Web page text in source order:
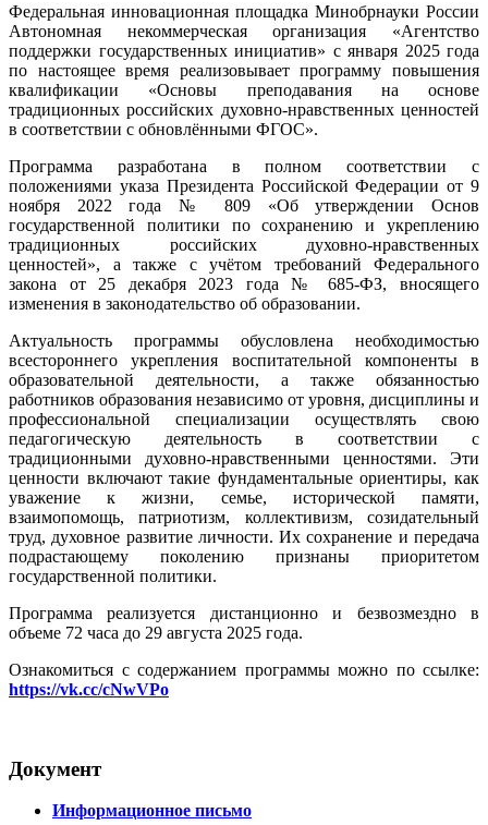
Федеральная инновационная площадка Минобрнауки России
Автономная некоммерческая организация «Агентство
поддержки государственных инициатив» с января 2025 года
по настоящее время реализовывает программу повышения
квалификации «Основы преподавания на основе
традиционных российских духовно-нравственных ценностей
в соответствии с обновлёнными ФГОС».
Программа разработана в полном соответствии с
положениями указа Президента Российской Федерации от 9
ноября 2022 года № 809 «Об утверждении Основ
государственной политики по сохранению и укреплению
традиционных российских духовно-нравственных
ценностей», а также с учётом требований Федерального
закона от 25 декабря 2023 года № 685-ФЗ, вносящего
изменения в законодательство об образовании.
Актуальность программы обусловлена необходимостью
всестороннего укрепления воспитательной компоненты в
образовательной деятельности, а также обязанностью
работников образования независимо от уровня, дисциплины и
профессиональной специализации осуществлять свою
педагогическую деятельность в соответствии с
традиционными духовно-нравственными ценностями. Эти
ценности включают такие фундаментальные ориентиры, как
уважение к жизни, семье, исторической памяти,
взаимопомощь, патриотизм, коллективизм, созидательный
труд, духовное развитие личности. Их сохранение и передача
подрастающему поколению признаны приоритетом
государственной политики.
Программа реализуется дистанционно и безвозмездно в
объеме 72 часа до 29 августа 2025 года.
Ознакомиться с содержанием программы можно по ссылке:
https://vk.cc/cNwVPo
Документ
Информационное письмо